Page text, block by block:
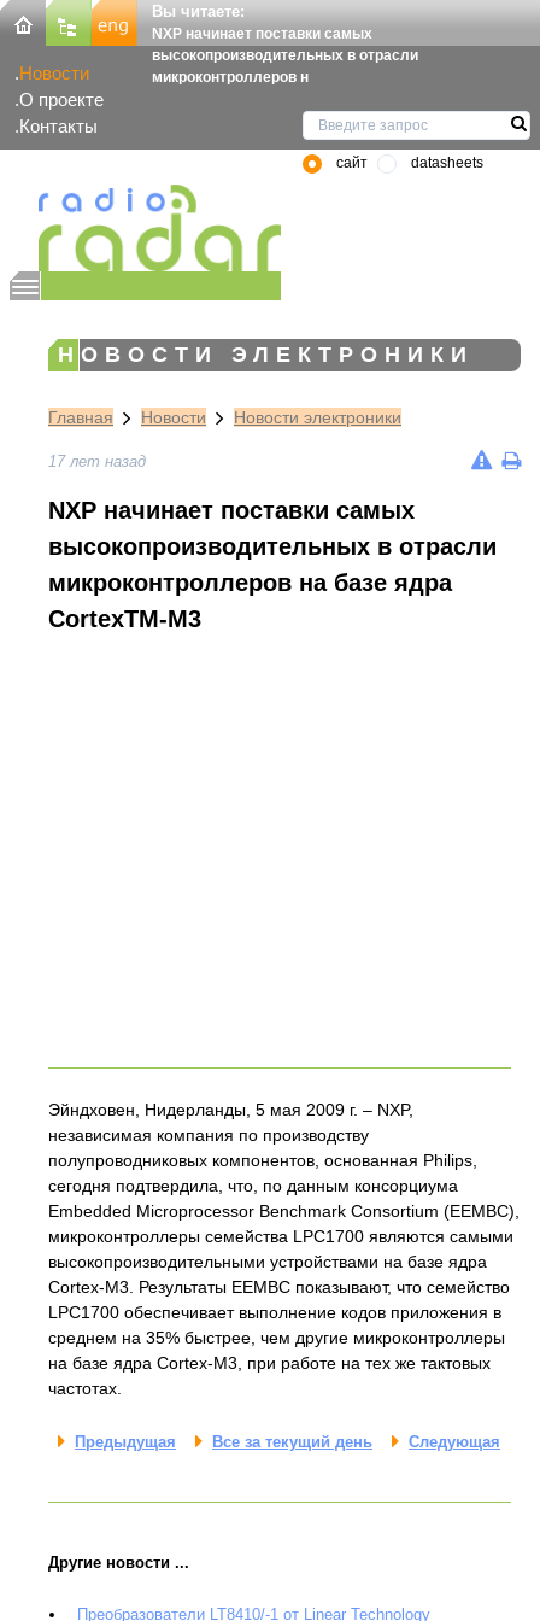
Вы читаете:
NXP начинает поставки самых
высокопроизводительных в отрасли
микроконтроллеров н
Новости
О проекте
Контакты
сайт datasheets
НОВОСТИ ЭЛЕКТРОНИКИ
Главная Новости Новости электроники
17 лет назад
NXP начинает поставки самых
высокопроизводительных в отрасли
микроконтроллеров на базе ядра
CortexTM-M3
Эйндховен, Нидерланды, 5 мая 2009 г. – NXP,
независимая компания по производству
полупроводниковых компонентов, основанная Philips,
сегодня подтвердила, что, по данным консорциума
Embedded Microprocessor Benchmark Consortium (EEMBC),
микроконтроллеры семейства LPC1700 являются самыми
высокопроизводительными устройствами на базе ядра
Cortex-M3. Результаты EEMBC показывают, что семейство
LPC1700 обеспечивает выполнение кодов приложения в
среднем на 35% быстрее, чем другие микроконтроллеры
на базе ядра Cortex-M3, при работе на тех же тактовых
частотах.
Предыдущая Все за текущий день Следующая
Другие новости ...
Преобразователи LT8410/-1 от Linear Technology